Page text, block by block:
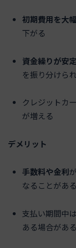
初期費用を大
下がる
資金繰りが安定
を振り分けら
クレジットカ
が増える
デメリット
手数料や金利
なることがある
支払い期間中
ある場合がある